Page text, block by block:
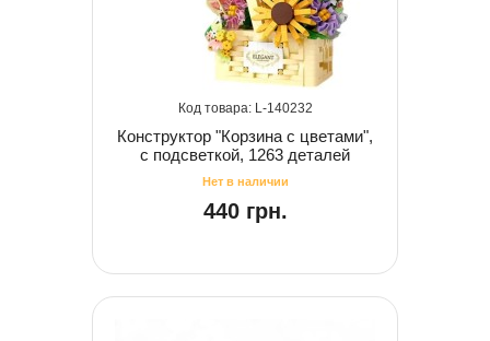
140232
Конструктор "Корзина с цветами",
с подсветкой, 1263 деталей
440 грн.